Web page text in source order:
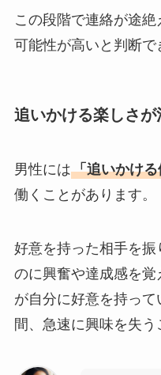
この段階で連絡が途
可能性が高いと判断で
追いかける楽しさ
男性には「追いかけ
働くことがあります。
好意を持った相手を
のに興奮や達成感を
が自分に好意を持っ
間、急速に興味を失う